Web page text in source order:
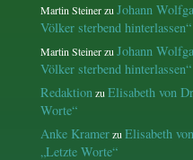
Martin SteinerzuJohann
Völker sterbend hinterlassen“
Martin SteinerzuJohann
Völker sterbend hinterlassen“
RedaktionzuElisabeth von
Worte“
Anke KramerzuElisabeth
„Letzte Worte“